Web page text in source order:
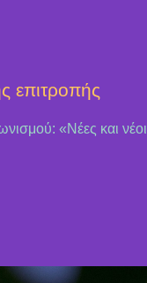
επιτροπής
«Νέες και νέοι